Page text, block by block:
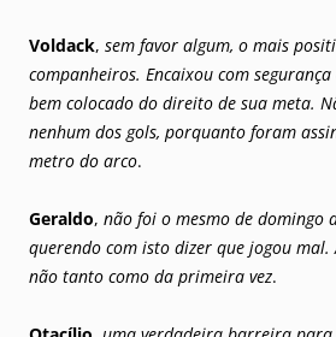
Voldack, sem favor algum, o mais
companheiros. Encaixou com
bem colocado do direito de sua meta.
nenhum dos gols, porquanto foram
metro do arco.
Geraldo, não foi o mesmo de domingo
querendo com isto dizer que jogou mal.
não tanto como da primeira vez.